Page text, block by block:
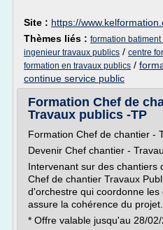
Site : https://
Thèmes liés : formation
ingenieur travaux publics / centre
formation en travaux publics /
continue service public
Formation Chef de
Travaux publics -TP
Formation Chef de chantier -
Devenir Chef chantier -
Intervenant sur des chantiers
Chef de chantier Travaux
d'orchestre qui coordonne
assure la cohérence du projet.
* Offre valable jusqu'au 28/